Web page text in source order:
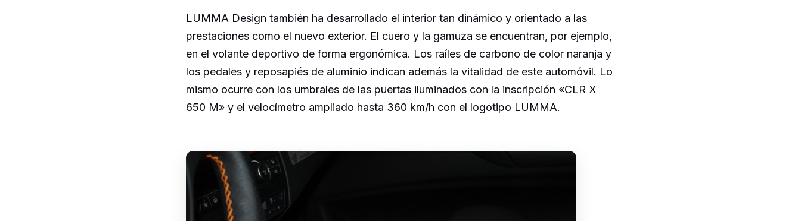
LUMMA Design también ha desarrollado el interior tan dinámico y orientado a las
prestaciones como el nuevo exterior. El cuero y la gamuza se encuentran, por ejemplo,
en el volante deportivo de forma ergonómica. Los raíles de carbono de color naranja y
los pedales y reposapiés de aluminio indican además la vitalidad de este automóvil. Lo
mismo ocurre con los umbrales de las puertas iluminados con la inscripción «CLR X
650 M» y el velocímetro ampliado hasta 360 km/h con el logotipo LUMMA.